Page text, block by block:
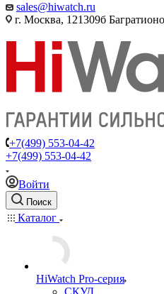
sales@hiwatch.ru
г. Москва, 121309б
+7(499) 553-04-42
+7(499) 553-04-42
Войти
Поиск
Каталог
HiWatch Pro-серия
CКУД